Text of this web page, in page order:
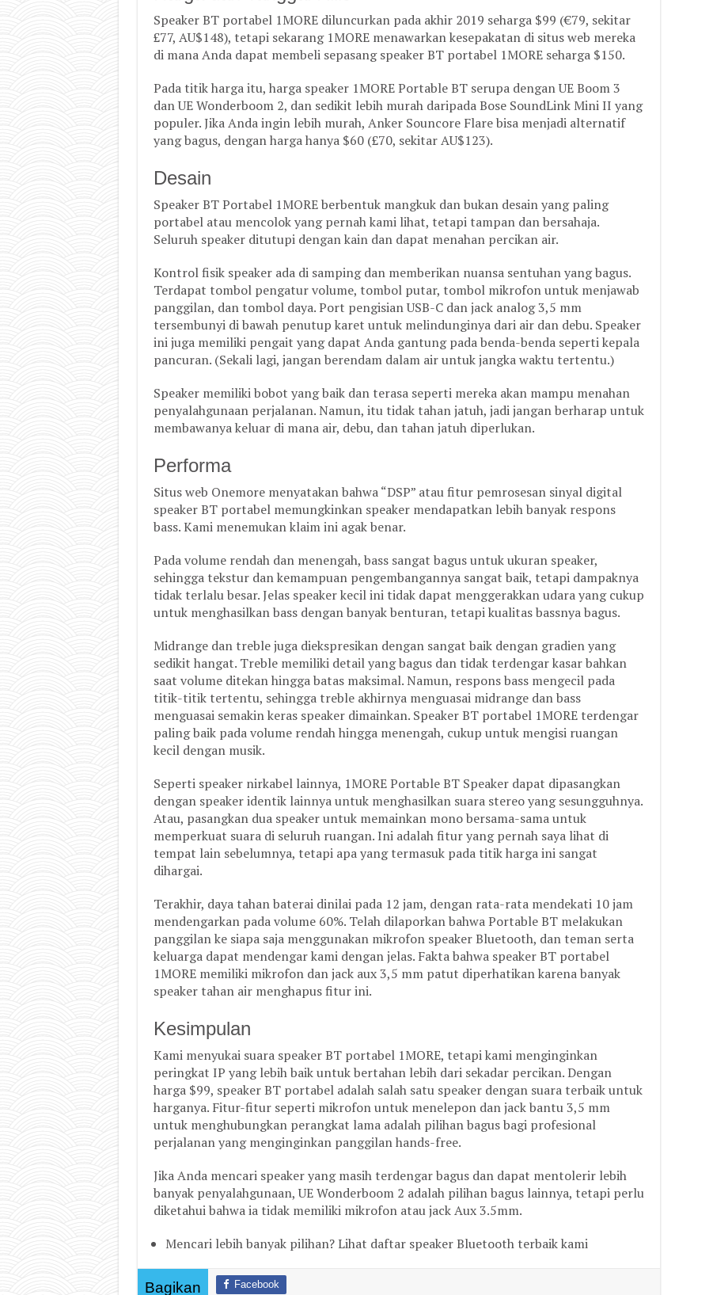
Speaker BT portabel 1MORE diluncurkan pada akhir 2019 seharga $99 (€79, sekitar
£77, AU$148), tetapi sekarang 1MORE menawarkan kesepakatan di situs web mereka
di mana Anda dapat membeli sepasang speaker BT portabel 1MORE seharga $150.
Pada titik harga itu, harga speaker 1MORE Portable BT serupa dengan UE Boom 3
dan UE Wonderboom 2, dan sedikit lebih murah daripada Bose SoundLink Mini II yang
populer. Jika Anda ingin lebih murah, Anker Souncore Flare bisa menjadi alternatif
yang bagus, dengan harga hanya $60 (£70, sekitar AU$123).
Desain
Speaker BT Portabel 1MORE berbentuk mangkuk dan bukan desain yang paling
portabel atau mencolok yang pernah kami lihat, tetapi tampan dan bersahaja.
Seluruh speaker ditutupi dengan kain dan dapat menahan percikan air.
Kontrol fisik speaker ada di samping dan memberikan nuansa sentuhan yang bagus.
Terdapat tombol pengatur volume, tombol putar, tombol mikrofon untuk menjawab
panggilan, dan tombol daya. Port pengisian USB-C dan jack analog 3,5 mm
tersembunyi di bawah penutup karet untuk melindunginya dari air dan debu. Speaker
ini juga memiliki pengait yang dapat Anda gantung pada benda-benda seperti kepala
pancuran. (Sekali lagi, jangan berendam dalam air untuk jangka waktu tertentu.)
Speaker memiliki bobot yang baik dan terasa seperti mereka akan mampu menahan
penyalahgunaan perjalanan. Namun, itu tidak tahan jatuh, jadi jangan berharap untuk
membawanya keluar di mana air, debu, dan tahan jatuh diperlukan.
Performa
Situs web Onemore menyatakan bahwa “DSP” atau fitur pemrosesan sinyal digital
speaker BT portabel memungkinkan speaker mendapatkan lebih banyak respons
bass. Kami menemukan klaim ini agak benar.
Pada volume rendah dan menengah, bass sangat bagus untuk ukuran speaker,
sehingga tekstur dan kemampuan pengembangannya sangat baik, tetapi dampaknya
tidak terlalu besar. Jelas speaker kecil ini tidak dapat menggerakkan udara yang cukup
untuk menghasilkan bass dengan banyak benturan, tetapi kualitas bassnya bagus.
Midrange dan treble juga diekspresikan dengan sangat baik dengan gradien yang
sedikit hangat. Treble memiliki detail yang bagus dan tidak terdengar kasar bahkan
saat volume ditekan hingga batas maksimal. Namun, respons bass mengecil pada
titik-titik tertentu, sehingga treble akhirnya menguasai midrange dan bass
menguasai semakin keras speaker dimainkan. Speaker BT portabel 1MORE terdengar
paling baik pada volume rendah hingga menengah, cukup untuk mengisi ruangan
kecil dengan musik.
Seperti speaker nirkabel lainnya, 1MORE Portable BT Speaker dapat dipasangkan
dengan speaker identik lainnya untuk menghasilkan suara stereo yang sesungguhnya.
Atau, pasangkan dua speaker untuk memainkan mono bersama-sama untuk
memperkuat suara di seluruh ruangan. Ini adalah fitur yang pernah saya lihat di
tempat lain sebelumnya, tetapi apa yang termasuk pada titik harga ini sangat
dihargai.
Terakhir, daya tahan baterai dinilai pada 12 jam, dengan rata-rata mendekati 10 jam
mendengarkan pada volume 60%. Telah dilaporkan bahwa Portable BT melakukan
panggilan ke siapa saja menggunakan mikrofon speaker Bluetooth, dan teman serta
keluarga dapat mendengar kami dengan jelas. Fakta bahwa speaker BT portabel
1MORE memiliki mikrofon dan jack aux 3,5 mm patut diperhatikan karena banyak
speaker tahan air menghapus fitur ini.
Kesimpulan
Kami menyukai suara speaker BT portabel 1MORE, tetapi kami menginginkan
peringkat IP yang lebih baik untuk bertahan lebih dari sekadar percikan. Dengan
harga $99, speaker BT portabel adalah salah satu speaker dengan suara terbaik untuk
harganya. Fitur-fitur seperti mikrofon untuk menelepon dan jack bantu 3,5 mm
untuk menghubungkan perangkat lama adalah pilihan bagus bagi profesional
perjalanan yang menginginkan panggilan hands-free.
Jika Anda mencari speaker yang masih terdengar bagus dan dapat mentolerir lebih
banyak penyalahgunaan, UE Wonderboom 2 adalah pilihan bagus lainnya, tetapi perlu
diketahui bahwa ia tidak memiliki mikrofon atau jack Aux 3.5mm.
Mencari lebih banyak pilihan? Lihat daftar speaker Bluetooth terbaik kami
Bagikan Facebook